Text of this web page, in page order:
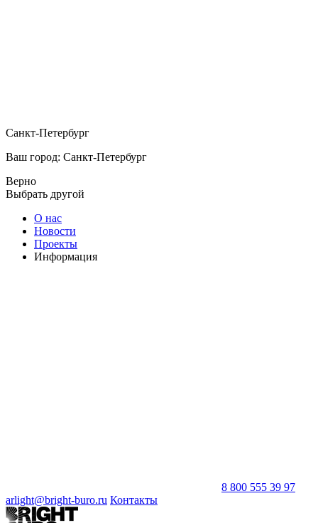
Санкт-Петербург
Ваш город: Санкт-Петербург
Верно
Выбрать другой
О нас
Новости
Проекты
Информация
8 800 555 39 97
arlight@bright-buro.ru Контакты